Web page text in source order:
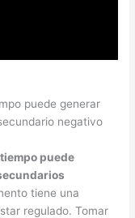
puede generar
negativo
puede
tiene una
regulado. Tomar